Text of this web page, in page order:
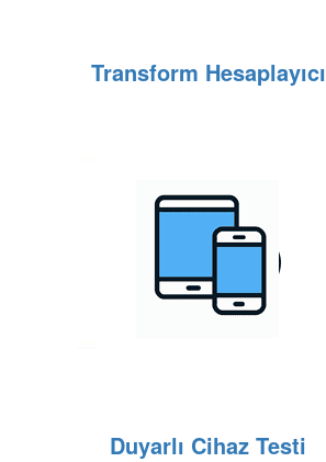
Transform Hesaplayıcı
Duyarlı Cihaz Testi